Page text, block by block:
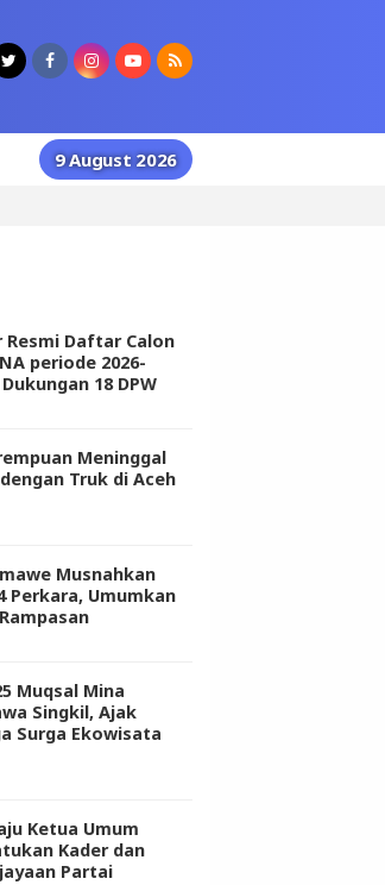
9 August 2026
Resmi Daftar Calon
periode 2026-
18 DPW
Meninggal
Truk di Aceh
Musnahkan
Perkara, Umumkan
Muqsal Mina
Singkil, Ajak
Surga Ekowisata
Ketua Umum
Kader dan
Partai